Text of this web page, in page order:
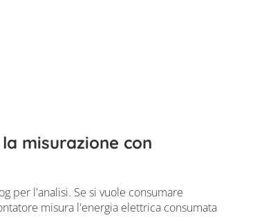
misurazione con
per l'analisi. Se si vuole consumare
misura l'energia elettrica consumata